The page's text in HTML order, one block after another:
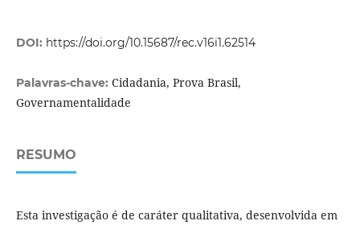
DOI: https://doi.org/10.15687/rec.v16i1.62514
Palavras-chave: Cidadania, Prova Brasil,
Governamentalidade
RESUMO
Esta investigação é de caráter qualitativa, desenvolvida em